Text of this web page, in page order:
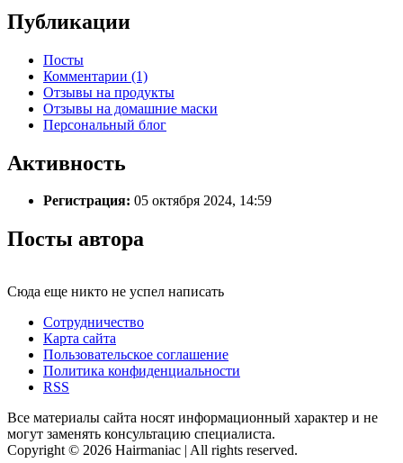
Публикации
Посты
Комментарии (1)
Отзывы на продукты
Отзывы на домашние маски
Персональный блог
Активность
Регистрация: 05 октября 2024, 14:59
Посты автора
Сюда еще никто не успел написать
Сотрудничество
Карта сайта
Пользовательское соглашение
Политика конфиденциальности
RSS
Все материалы сайта носят информационный характер и не
могут заменять консультацию специалиста.
Copyright © 2026 Hairmaniac | All rights reserved.